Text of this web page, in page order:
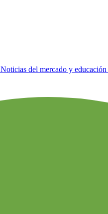
Noticias del mercado y educación